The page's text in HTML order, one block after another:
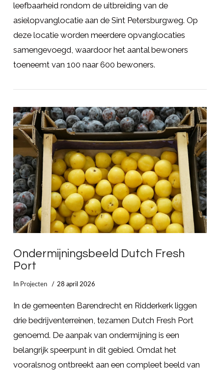
leefbaarheid rondom de uitbreiding van de
asielopvanglocatie aan de Sint Petersburgweg. Op
deze locatie worden meerdere opvanglocaties
samengevoegd, waardoor het aantal bewoners
toeneemt van 100 naar 600 bewoners.
Ondermijningsbeeld Dutch Fresh
Port
In Projecten 28 april 2026
In de gemeenten Barendrecht en Ridderkerk liggen
drie bedrijventerreinen, tezamen Dutch Fresh Port
genoemd. De aanpak van ondermijning is een
belangrijk speerpunt in dit gebied. Omdat het
vooralsnog ontbreekt aan een compleet beeld van